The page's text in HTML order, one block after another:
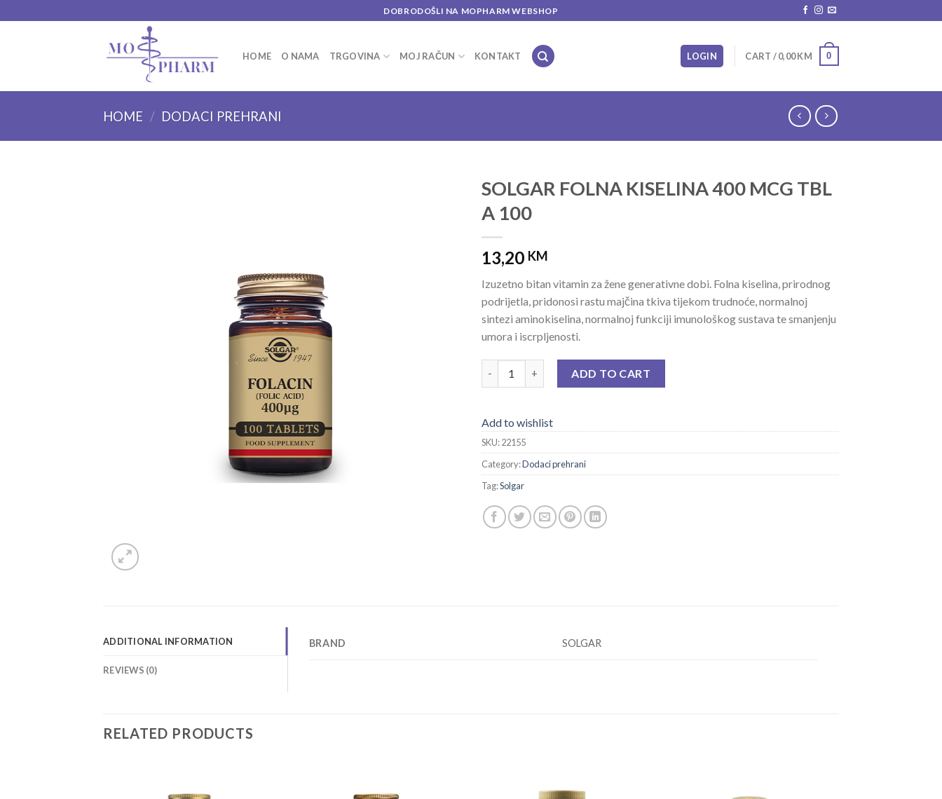
to
DOBRODOŠLI NA MOPHARM WEBSHOP
HOME O NAMA TRGOVINA MOJ RAČUN KONTAKT LOGIN CART /0,00KM 0
HOME / DODACI PREHRANI
SOLGAR FOLNA KISELINA 400 MCG TBL
A 100
13,20 KM
Izuzetno bitan vitamin za žene generativne dobi. Folna kiselina, prirodnog
podrijetla, pridonosi rastu majčina tkiva tijekom trudnoće, normalnoj
sintezi aminokiselina, normalnoj funkciji imunološkog sustava te smanjenju
umora i iscrpljenosti.
ADD TO CART
Add to wishlist
SKU:22155
Category:Dodaci prehrani
Tag:Solgar
ADDITIONAL INFORMATION
REVIEWS (0)
BRAND SOLGAR
RELATED PRODUCTS